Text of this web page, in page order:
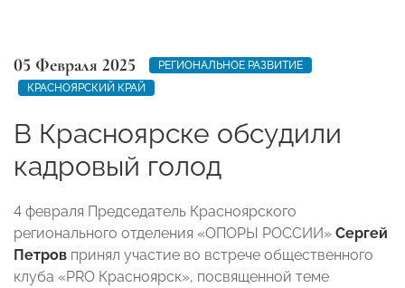
05 Февраля 2025
РЕГИОНАЛЬНОЕ РАЗВИТИЕ
КРАСНОЯРСКИЙ КРАЙ
В Красноярске обсудили
кадровый голод
4 февраля Председатель Красноярского
регионального отделения «ОПОРЫ РОССИИ» Сергей
Петров принял участие во встрече общественного
клуба «PRO Красноярск», посвященной теме